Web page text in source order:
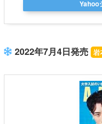
Yahoo
2022年7月4日発売 岩